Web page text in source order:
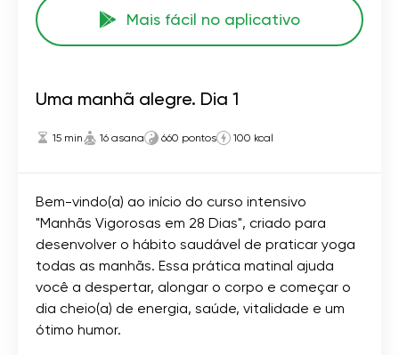
Mais fácil no aplicativo
Uma manhã alegre. Dia 1
15 min 16 asana 660 pontos 100 kcal
Bem-vindo(a) ao início do curso intensivo
"Manhãs Vigorosas em 28 Dias", criado para
desenvolver o hábito saudável de praticar yoga
todas as manhãs. Essa prática matinal ajuda
você a despertar, alongar o corpo e começar o
dia cheio(a) de energia, saúde, vitalidade e um
ótimo humor.